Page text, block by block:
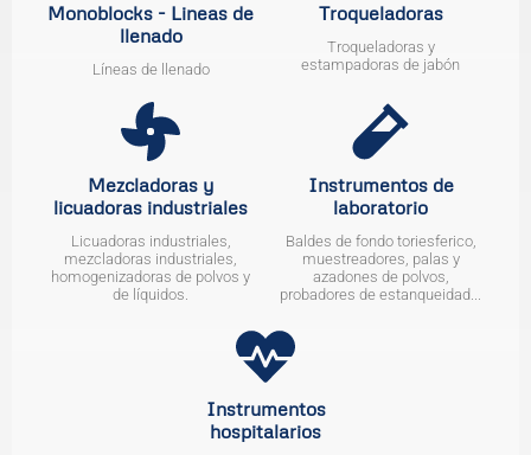
Monoblocks - Lineas de
llenado
Líneas de llenado
Troqueladoras
Troqueladoras y
estampadoras de jabón
Mezcladoras y
licuadoras industriales
Licuadoras industriales,
mezcladoras industriales,
homogenizadoras de polvos y
de líquidos.
Instrumentos de
laboratorio
Baldes de fondo toriesferico,
muestreadores, palas y
azadones de polvos,
probadores de estanqueidad...
Instrumentos
hospitalarios